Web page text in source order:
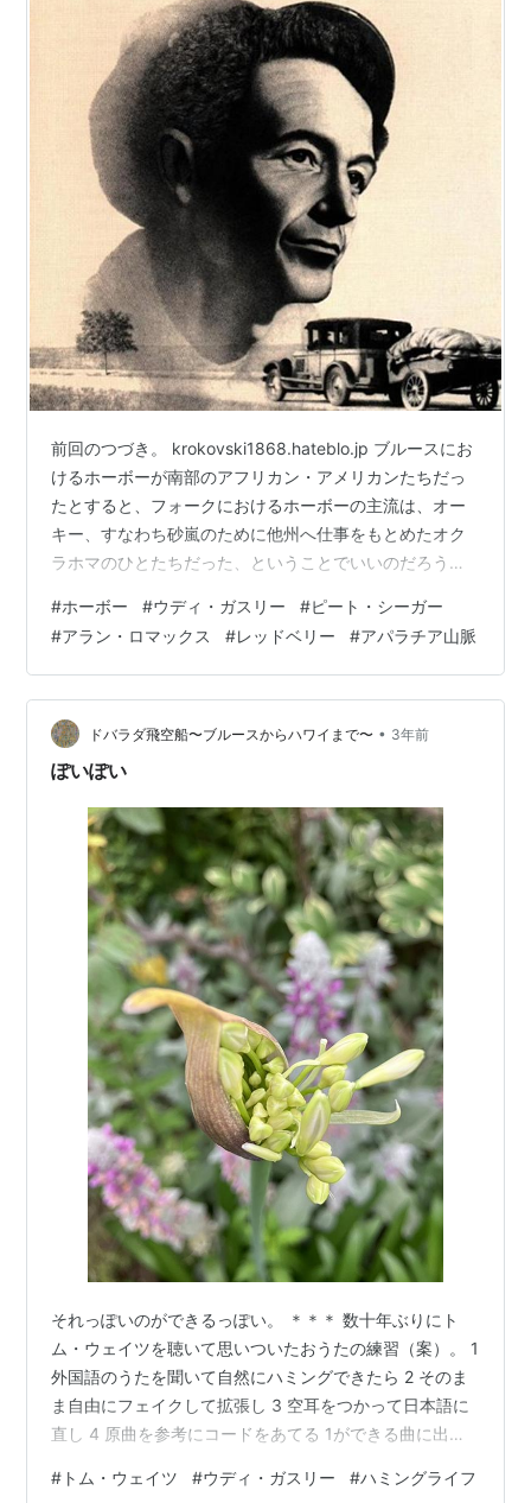
前回のつづき。 krokovski1868.hateblo.jp ブルースにお
けるホーボーが南部のアフリカン・アメリカンたちだっ
たとすると、フォークにおけるホーボーの主流は、オー
キー、すなわち砂嵐のために他州へ仕事をもとめたオク
ラホマのひとたちだった、ということでいいのだろう
ウディ・ガスリーもオーキーであるが、そういうことな
んだろうか。 そのガスリーのファンだったのがピート・
シーガーで、このひとはハーバード大中退というから、
まあインテリ・ホーボーとおもっていい。このふたりを
ひきあわせたのはアラン・ロマックスであり、ロマック
スは当時ガスリーとレッ…
#ホーボー #ウディ・ガスリー #ピート・シーガー
#アラン・ロマックス #レッドベリー #アパラチア山脈
ドバラダ飛空船〜ブルースからハワイまで〜 • 3年前
ぽいぽい
それっぽいのができるっぽい。 ＊＊＊ 数十年ぶりにト
ム・ウェイツを聴いて思いついたおうたの練習（案）。 1
外国語のうたを聞いて自然にハミングできたら 2 そのま
ま自由にフェイクして拡張し 3 空耳をつかって日本語に
直し 4 原曲を参考にコードをあてる 1ができる曲に出会
だったので、フォーク系のひとがやりやすいかも。宴会
# トム・ウェイツ #ウディ・ガスリー #ハミングライフ